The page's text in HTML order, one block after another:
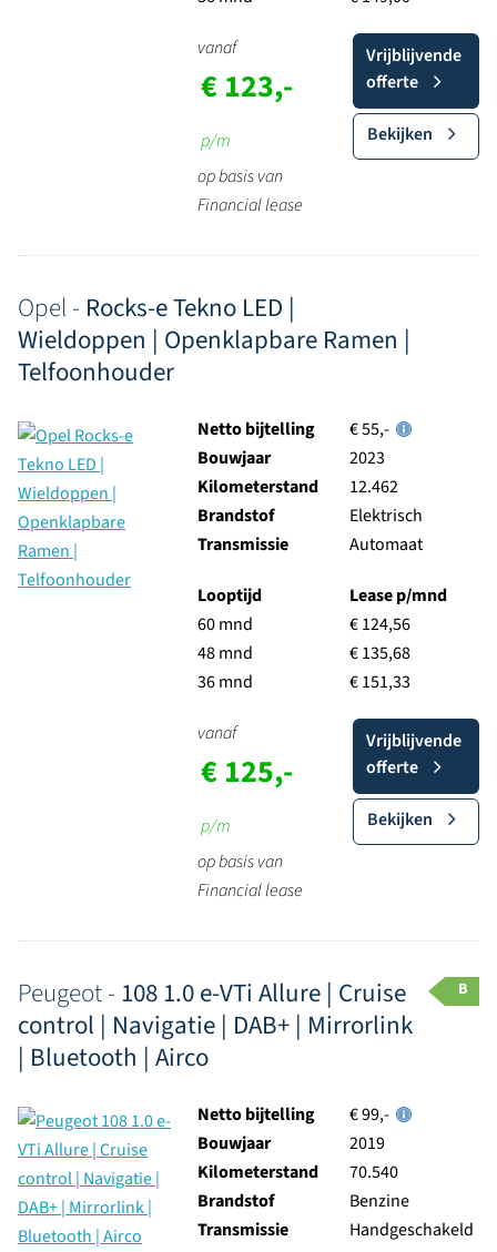
vanaf
€ 123,-
p/m
op basis van
Financial lease
Vrijblijvende
offerte
Bekijken
Opel - Rocks-e Tekno LED |
Wieldoppen | Openklapbare Ramen |
Telfoonhouder
Netto bijtelling
€ 55,-
Bouwjaar
2023
Kilometerstand
12.462
Brandstof
Elektrisch
Transmissie
Automaat
Looptijd
60 mnd
48 mnd
36 mnd
Lease p/mnd
€ 124,56
€ 135,68
€ 151,33
vanaf
€ 125,-
p/m
op basis van
Financial lease
Vrijblijvende
offerte
Bekijken
Peugeot - 108 1.0 e-VTi Allure | Cruise
control | Navigatie | DAB+ | Mirrorlink
| Bluetooth | Airco
B
Netto bijtelling
€ 99,-
Bouwjaar
2019
Kilometerstand
70.540
Brandstof
Benzine
Transmissie
Handgeschakeld